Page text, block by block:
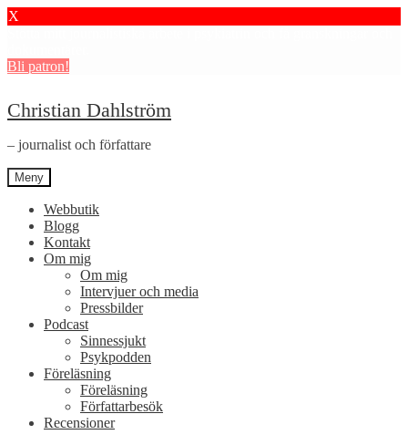
X
Bli patron!
Hoppa
till
navigering
Hoppa
till
innehåll
Christian Dahlström
– journalist och författare
Meny
Webbutik
Blogg
Kontakt
Om mig
Om mig
Intervjuer och media
Pressbilder
Podcast
Sinnessjukt
Psykpodden
Föreläsning
Föreläsning
Författarbesök
Recensioner